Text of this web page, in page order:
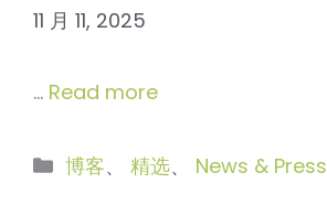
11 月 11, 2025
… Read more
分
博客、 精选、 News & Press